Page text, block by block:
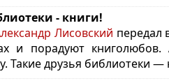
- книги!
Лисовский передал
и порадуют книголюбов.
Такие друзья библиотеки